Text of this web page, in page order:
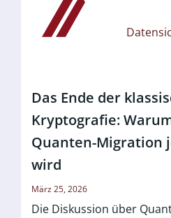
Das Ende der
Kryptografie:
Quanten-Migration
wird
März 25, 2026
Die Diskussion über